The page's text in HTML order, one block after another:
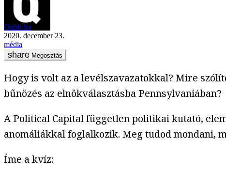
Qubit.hu
2020. december 23.
média
Megosztás
Hogy is volt az a levélszavazatokkal? Mire
bűnözés az elnökválasztásba Pennsylvaniában?
A Political Capital független politikai kutató,
anomáliákkal foglalkozik. Meg tudod mondani,
Íme a kvíz: